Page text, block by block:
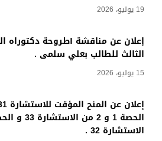
19 يوليو، 2026
إعلان عن مناقشة أطروحة دكتوراه
الثالث للطالب بعلي سلمى .
15 يوليو، 2026
الاستشارة 32 .